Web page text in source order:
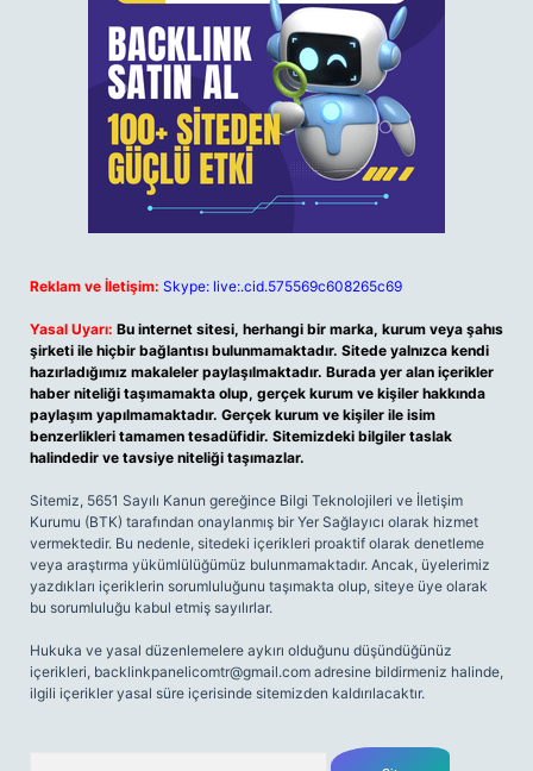
Reklam ve İletişim: Skype: live:.cid.575569c608265c69
Yasal Uyarı: Bu internet sitesi, herhangi bir marka, kurum veya şahıs
şirketi ile hiçbir bağlantısı bulunmamaktadır. Sitede yalnızca kendi
hazırladığımız makaleler paylaşılmaktadır. Burada yer alan içerikler
haber niteliği taşımamakta olup, gerçek kurum ve kişiler hakkında
paylaşım yapılmamaktadır. Gerçek kurum ve kişiler ile isim
benzerlikleri tamamen tesadüfidir. Sitemizdeki bilgiler taslak
halindedir ve tavsiye niteliği taşımazlar.
Sitemiz, 5651 Sayılı Kanun gereğince Bilgi Teknolojileri ve İletişim
Kurumu (BTK) tarafından onaylanmış bir Yer Sağlayıcı olarak hizmet
vermektedir. Bu nedenle, sitedeki içerikleri proaktif olarak denetleme
veya araştırma yükümlülüğümüz bulunmamaktadır. Ancak, üyelerimiz
yazdıkları içeriklerin sorumluluğunu taşımakta olup, siteye üye olarak
bu sorumluluğu kabul etmiş sayılırlar.
Hukuka ve yasal düzenlemelere aykırı olduğunu düşündüğünüz
içerikleri, backlinkpanelicomtr@gmail.com adresine bildirmeniz halinde,
ilgili içerikler yasal süre içerisinde sitemizden kaldırılacaktır.